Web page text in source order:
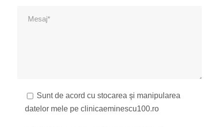
Sunt de acord cu stocarea și manipularea
datelor mele pe clinicaeminescu100.ro